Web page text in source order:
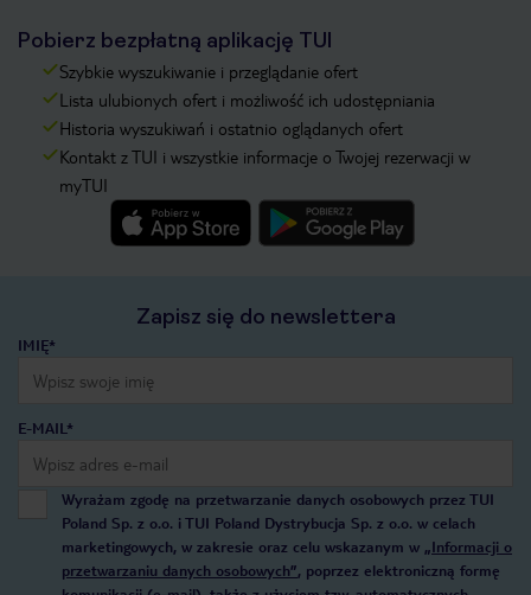
Pobierz bezpłatną aplikację TUI
Szybkie wyszukiwanie i przeglądanie ofert
Lista ulubionych ofert i możliwość ich udostępniania
Historia wyszukiwań i ostatnio oglądanych ofert
Kontakt z TUI i wszystkie informacje o Twojej rezerwacji w
myTUI
Zapisz się do newslettera
IMIĘ*
E-MAIL*
Wyrażam zgodę na przetwarzanie danych osobowych przez TUI
Poland Sp. z o.o. i TUI Poland Dystrybucja Sp. z o.o. w celach
marketingowych, w zakresie oraz celu wskazanym w „Informacji o
przetwarzaniu danych osobowych”, poprzez elektroniczną formę